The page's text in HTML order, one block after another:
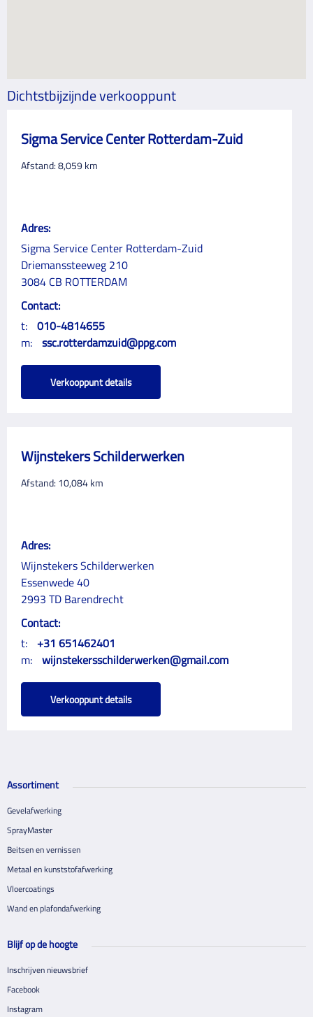
Dichtstbijzijnde verkooppunt
Sigma Service Center Rotterdam-Zuid
Afstand:8,059km
Adres:
Sigma Service Center Rotterdam-Zuid
Driemanssteeweg 210
3084 CB ROTTERDAM
Contact:
t: 010-4814655
m: ssc.rotterdamzuid@ppg.com
Verkooppunt details
Wijnstekers Schilderwerken
Afstand: 10,084km
Adres:
Wijnstekers Schilderwerken
Essenwede 40
2993 TD Barendrecht
Contact:
t: +31 651462401
m: wijnstekersschilderwerken@gmail.com
Verkooppunt details
Assortiment
Gevelafwerking
SprayMaster
Beitsen en vernissen
Metaal en kunststofafwerking
Vloercoatings
Wand en plafondafwerking
Blijf op de hoogte
Inschrijven nieuwsbrief
Facebook
Instagram